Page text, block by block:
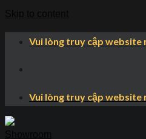
Vui lòng truy cập website
Vui lòng truy cập website